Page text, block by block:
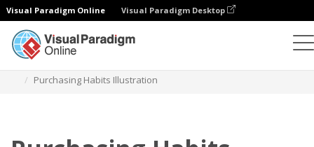
Visual Paradigm Online Visual Paradigm Desktop
Purchasing Habits Illustration